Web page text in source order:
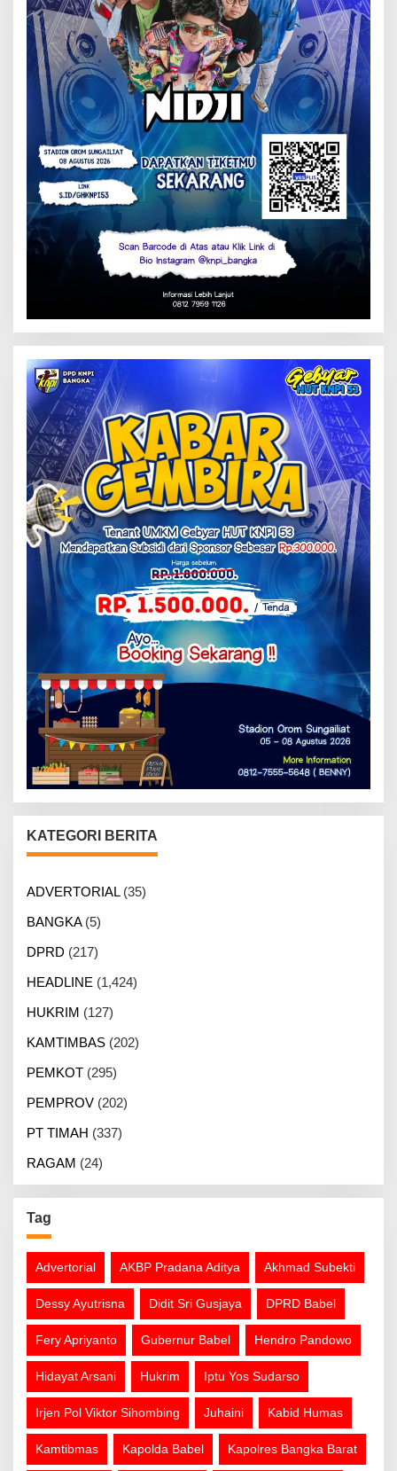
KATEGORI BERITA
ADVERTORIAL(35)
BANGKA(5)
DPRD (217)
HEADLINE (1,424)
HUKRIM (127)
KAMTIMBAS (202)
PEMKOT (295)
PEMPROV (202)
PT TIMAH (337)
RAGAM (24)
Tag
Advertorial AKBP Pradana Aditya Akhmad Subekti
Dessy Ayutrisna Didit Sri Gusjaya DPRD Babel
Fery Apriyanto Gubernur Babel Hendro Pandowo
Hidayat Arsani Hukrim Iptu Yos Sudarso
Irjen Pol Viktor Sihombing Juhaini Kabid Humas
Kamtibmas Kapolda Babel Kapolres Bangka Barat